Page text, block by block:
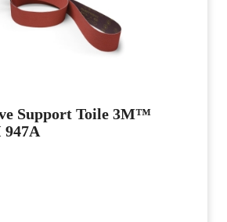
Support Toile 3M™